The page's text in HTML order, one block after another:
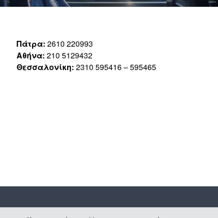
Πάτρα: 2610 220993
Αθήνα: 210 5129432
Θεσσαλονίκη: 2310 595416 – 595465